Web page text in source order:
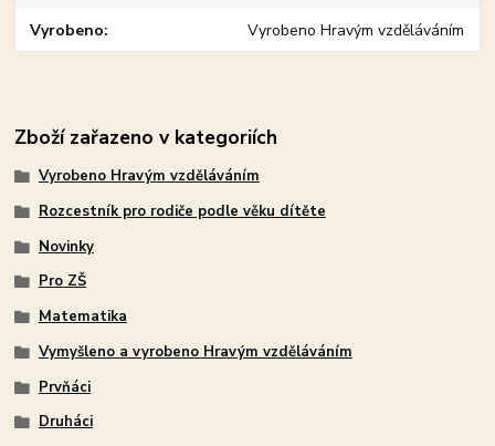
Vyrobeno Vyrobeno Hravým vzděláváním
Zboží zařazeno v kategoriích
Vyrobeno Hravým vzděláváním
Rozcestník pro rodiče podle věku dítěte
Novinky
Pro ZŠ
Matematika
Vymyšleno a vyrobeno Hravým vzděláváním
Prvňáci
Druháci